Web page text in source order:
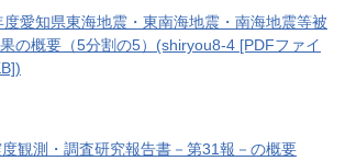
愛知県東海地震・東南海地震・南海地震等被
の概要（5分割の5）(shiryou8-4 [PDFファイ
観測・調査研究報告書－第31報－の概要